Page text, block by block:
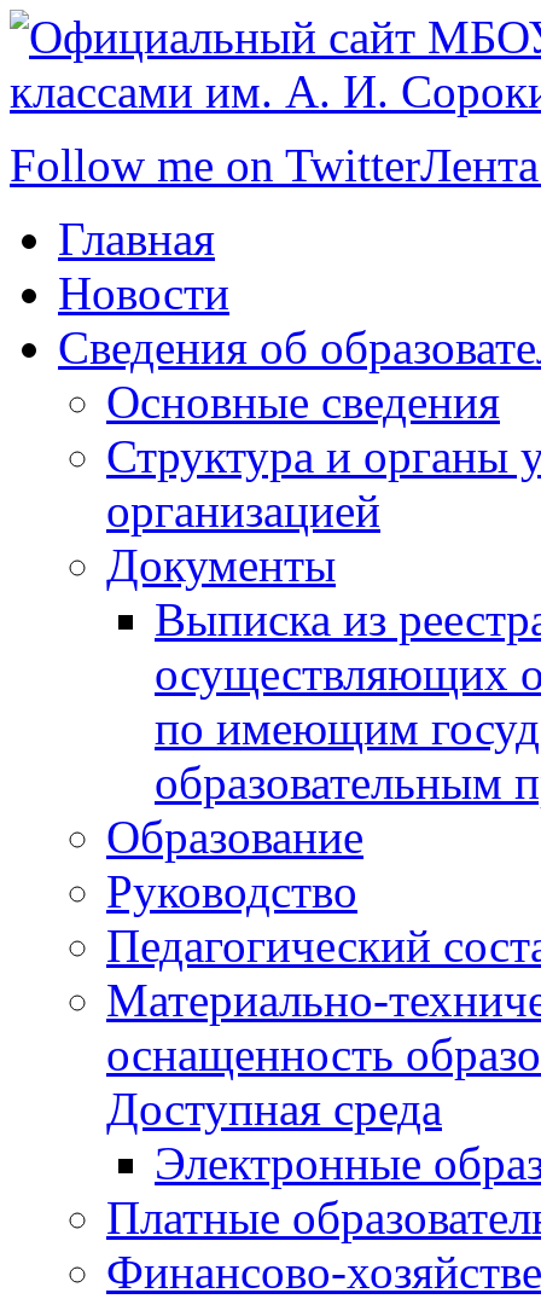
Follow me on Twitter
Главная
Новости
Сведения об
Основные сведения
Структура и органы
организацией
Документы
Выписка из
осуществляющих
по имеющим
образовательным
Образование
Руководство
Педагогический
Материально-
оснащенность
Доступная среда
Электронные
Платные
Финансово-